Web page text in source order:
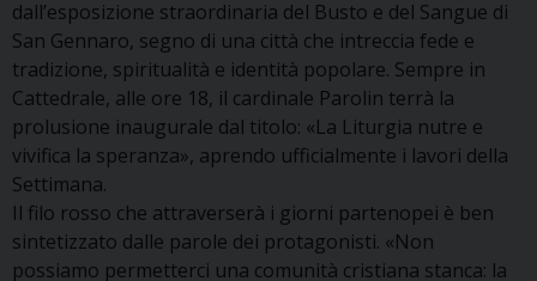
dall’esposizione straordinaria del Busto e del Sangue di
San Gennaro, segno di una città che intreccia fede e
tradizione, spiritualità e identità popolare. Sempre in
Cattedrale, alle ore 18, il cardinale Parolin terrà la
prolusione inaugurale dal titolo: «La Liturgia nutre e
vivifica la speranza», aprendo ufficialmente i lavori della
Settimana.
Il filo rosso che attraverserà i giorni partenopei è ben
sintetizzato dalle parole dei protagonisti. «Non
possiamo permetterci una comunità cristiana stanca: la